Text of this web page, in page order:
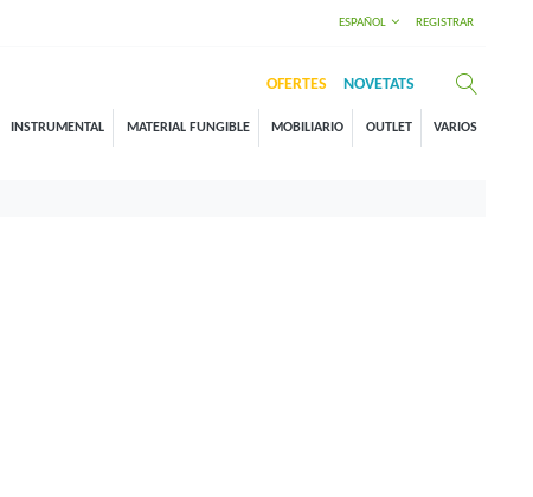
ESPAÑOL REGISTRAR
OFERTES NOVETATS
INSTRUMENTAL MATERIAL FUNGIBLE MOBILIARIO OUTLET VARIOS